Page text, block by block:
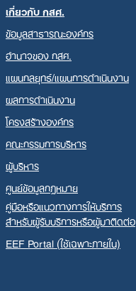
เกี่ยวกับ กสศ.
ข้อมูลสาธารณะองค์กร
อำนาจของ กสศ.
แผนกลยุทธ์/แผนการดำเนินงาน
ผลการดำเนินงาน
โครงสร้างองค์กร
คณะกรรมการบริหาร
ผู้บริหาร
ศูนย์ข้อมูลกฎหมาย
คู่มือหรือแนวทางการให้บริการ
สำหรับผู้รับบริการหรือผู้มาติดต่อ
EEF Portal (ใช้เฉพาะภายใน)